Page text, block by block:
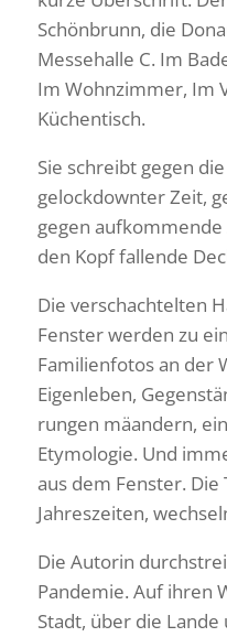
Schön­brunn, die
Messe­halle C. Im
Im Wohn­zimmer, Im
Küchentisch.
Sie schreibt gegen
gelock­downter Zeit,
gegen
den Kopf fallende
Die verschach­telten
Fenster werden zu
Fami­li­en­fotos an der
Eigen­leben,
rungen mäan­dern,
Etymo­logie. Und
aus dem Fenster. Die
Jahres­zeiten,
Die Autorin
Pandemie. Auf ihren
Stadt, über die